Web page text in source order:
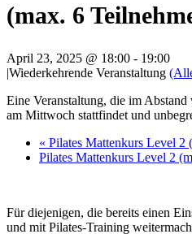
(max. 6
April 23, 2025 @ 18:00 - 19:00
|Wiederkehrende Veranstaltung
Eine Veranstaltung, die im
am Mittwoch stattfindet und
« Pilates Mattenkurs Level 2
Pilates Mattenkurs Level 2
Für diejenigen, die bereits einen
und mit Pilates-Training